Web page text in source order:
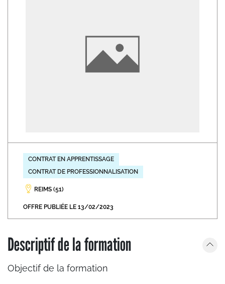
CONTRAT EN APPRENTISSAGE
CONTRAT DE PROFESSIONNALISATION
REIMS (51)
OFFRE PUBLIÉE LE 13/02/2023
Descriptif de la formation
Objectif de la formation